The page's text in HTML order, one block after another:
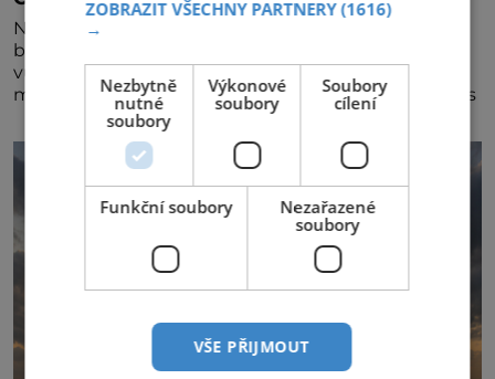
Nedávno se povídalo, že má Dana Syslová (80)
blízkého přítele, který je jí oporou. Ale je to ještě
vůbec pravda? V posledních dnech čím dál častěji
mluví o svém odchodu. Dohnala ji snad samota? Půs
ZOBRAZIT VŠECHNY PARTNERY(1616)
→
Nezbytně
nutné
soubory
Výkonové
soubory
Soubory
cílení
Funkční soubory
Nezařazené
soubory
VŠE PŘIJMOUT